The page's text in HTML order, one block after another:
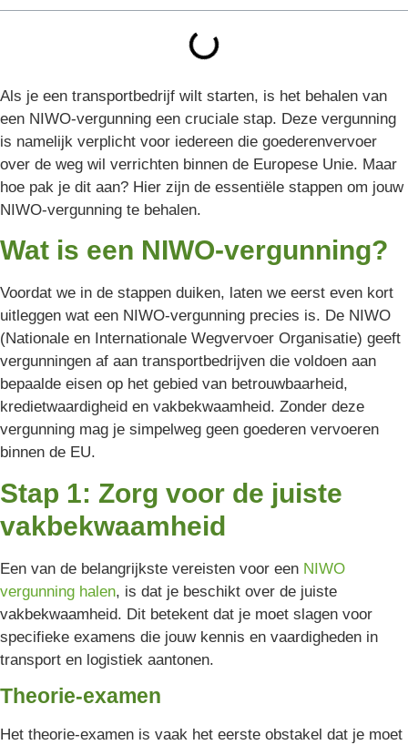
Als je een transportbedrijf wilt starten, is het behalen van
een NIWO-vergunning een cruciale stap. Deze vergunning
is namelijk verplicht voor iedereen die goederenvervoer
over de weg wil verrichten binnen de Europese Unie. Maar
hoe pak je dit aan? Hier zijn de essentiële stappen om jouw
NIWO-vergunning te behalen.
Wat is een NIWO-vergunning?
Voordat we in de stappen duiken, laten we eerst even kort
uitleggen wat een NIWO-vergunning precies is. De NIWO
(Nationale en Internationale Wegvervoer Organisatie) geeft
vergunningen af aan transportbedrijven die voldoen aan
bepaalde eisen op het gebied van betrouwbaarheid,
kredietwaardigheid en vakbekwaamheid. Zonder deze
vergunning mag je simpelweg geen goederen vervoeren
binnen de EU.
Stap 1: Zorg voor de juiste
vakbekwaamheid
Een van de belangrijkste vereisten voor een NIWO
vergunning halen, is dat je beschikt over de juiste
vakbekwaamheid. Dit betekent dat je moet slagen voor
specifieke examens die jouw kennis en vaardigheden in
transport en logistiek aantonen.
Theorie-examen
Het theorie-examen is vaak het eerste obstakel dat je moet